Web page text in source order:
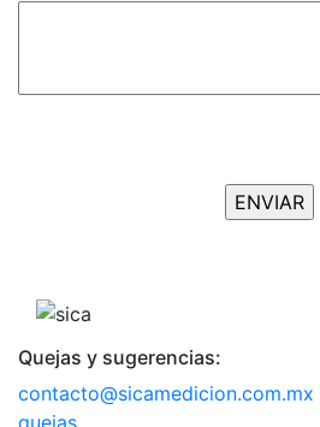
Quejas y sugerencias:
contacto@sicamedicion.com.mx